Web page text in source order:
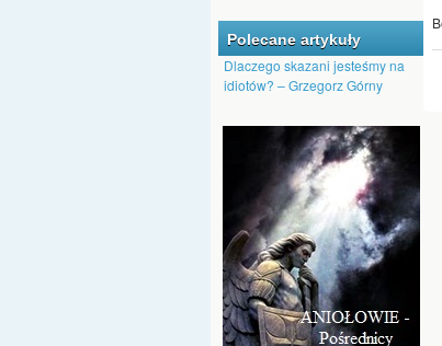
Nawet kąkol może Bóg
przeistoczyć w pszenicę.
Dajmy Bogu szansę, by nas
przemienił, aby na nowo
pojawiło się w nas Boże
tchnienie.
Polecane artykuły
Dlaczego skazani jesteśmy na
idiotów? – Grzegorz Górny